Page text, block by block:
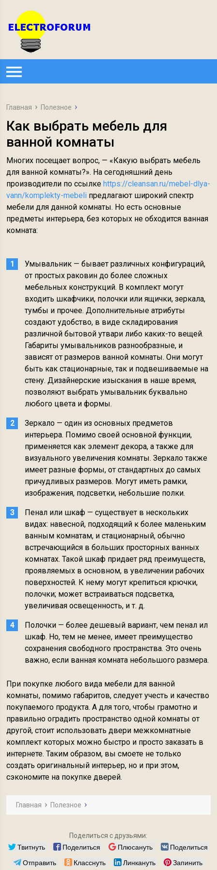
Главная Полезное
Как выбрать мебель для
ванной комнаты
Многих посещает вопрос, — «Какую выбрать мебель
для ванной комнаты?». На сегодняшний день
производители по ссылкеhttps://cleansan.ru/mebel-dlya-
vann/komplekty-mebeli предлагают широкий спектр
мебели для данной комнаты. Но есть основные
предметы интерьера, без которых не обходится ванная
комната:
Умывальник — бывает различных конфигураций,
от простых раковин до более сложных
мебельных конструкций. В комплект могут
входить шкафчики, полочки или ящички, зеркала,
тумбы и прочее. Дополнительные атрибуты
создают удобство, в виде складирования
различной бытовой утвари либо каких-то вещей.
Габариты умывальников разнообразные, и
зависят от размеров ванной комнаты. Они могут
быть как стационарные, так и подвешиваемые на
стену. Дизайнерские изыскания в наше время,
позволяют выбрать умывальник буквально
любого цвета и формы.
Зеркало — один из основных предметов
интерьера. Помимо своей основной функции,
применяется как элемент декора, а также для
визуального увеличения комнаты. Зеркало также
имеет разные формы, от стандартных до самых
причудливых размеров. Могут иметь рамки,
изображения, подсветки, небольшие полки.
Пенал или шкаф — существует в нескольких
видах: навесной, подходящий к более маленьким
ванным комнатам, и стационарный, обычно
встречающийся в больших просторных ванных
комнатах. Такой шкаф придает ряд преимуществ,
проявляемых в основном, в увеличении рабочих
поверхностей. К нему могут крепиться крючки,
полочки; может встраиваться подсветка,
увеличивая освещенность, и т. д.
Полочки — более дешевый вариант, чем пенал ил
шкаф. Но, тем не менее, имеет преимущество
сохранения свободного пространства. Это очень
важно, если ванная комната небольшого размера.
При покупке любого вида мебели для ванной
комнаты, помимо габаритов, следует учесть и качество
покупаемого продукта. А для того, чтобы грамотно и
правильно оградить пространство одной комнаты от
другой, стоит использовать двери межкомнатные
комплект которых можно быстро и просто заказать в
интернете. Таким образом, вы смоете не только
создать оригинальный интерьер, но и при этом,
сэкономите на покупке дверей.
Главная Полезное
Поделиться с друзьями:
Твитнуть Поделиться Плюсануть
Поделиться
Отправить
Класснуть Линкануть Запинить